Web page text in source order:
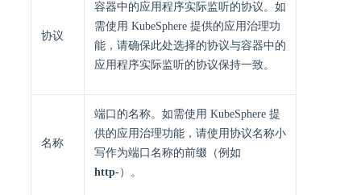
协议
容器中的应用程序实际监听的协议。如
需使用 KubeSphere 提供的应用治理功
能，请确保此处选择的协议与容器中的
应用程序实际监听的协议保持一致。
名称
端口的名称。如需使用 KubeSphere 提
供的应用治理功能，请使用协议名称小
写作为端口名称的前缀（例如
http-）。